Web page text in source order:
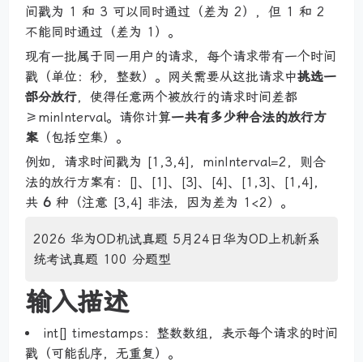
间戳为 1 和 3 可以同时通过（差为 2），但 1 和 2
不能同时通过（差为 1）。
现有一批属于同一用户的请求，每个请求带有一个时间
戳（单位：秒，整数）。网关需要从这批请求中挑选一
部分放行，使得任意两个被放行的请求时间差都
≥minInterval。请你计算一共有多少种合法的放行方
案（包括空集）。
例如，请求时间戳为 [1,3,4]，minInterval=2，则合
法的放行方案有：[]、[1]、[3]、[4]、[1,3]、[1,4]，
共 6 种（注意 [3,4] 非法，因为差为 1<2）。
2026 华为OD机试真题 5月24日华为OD上机新系
统考试真题 100 分题型
输入描述
int[] timestamps：整数数组，表示每个请求的时间
戳（可能乱序，无重复）。